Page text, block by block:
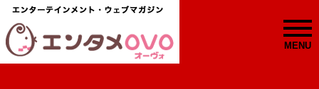
MENU